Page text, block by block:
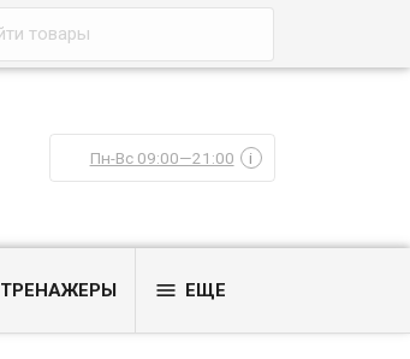
Пн-Вс 09:00—21:00 i
ТРЕНАЖЕРЫ  ЕЩЕ